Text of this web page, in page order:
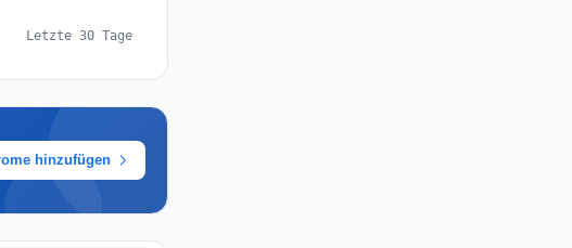
Letzte 30 Tage
hinzufügen